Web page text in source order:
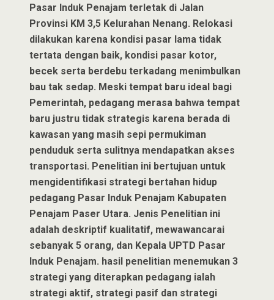
Pasar Induk Penajam terletak di Jalan
Provinsi KM 3,5 Kelurahan Nenang. Relokasi
dilakukan karena kondisi pasar lama tidak
tertata dengan baik, kondisi pasar kotor,
becek serta berdebu terkadang menimbulkan
bau tak sedap. Meski tempat baru ideal bagi
Pemerintah, pedagang merasa bahwa tempat
baru justru tidak strategis karena berada di
kawasan yang masih sepi permukiman
penduduk serta sulitnya mendapatkan akses
transportasi. Penelitian ini bertujuan untuk
mengidentifikasi strategi bertahan hidup
pedagang Pasar Induk Penajam Kabupaten
Penajam Paser Utara. Jenis Penelitian ini
adalah deskriptif kualitatif, mewawancarai
sebanyak 5 orang, dan Kepala UPTD Pasar
Induk Penajam. hasil penelitian menemukan 3
strategi yang diterapkan pedagang ialah
strategi aktif, strategi pasif dan strategi